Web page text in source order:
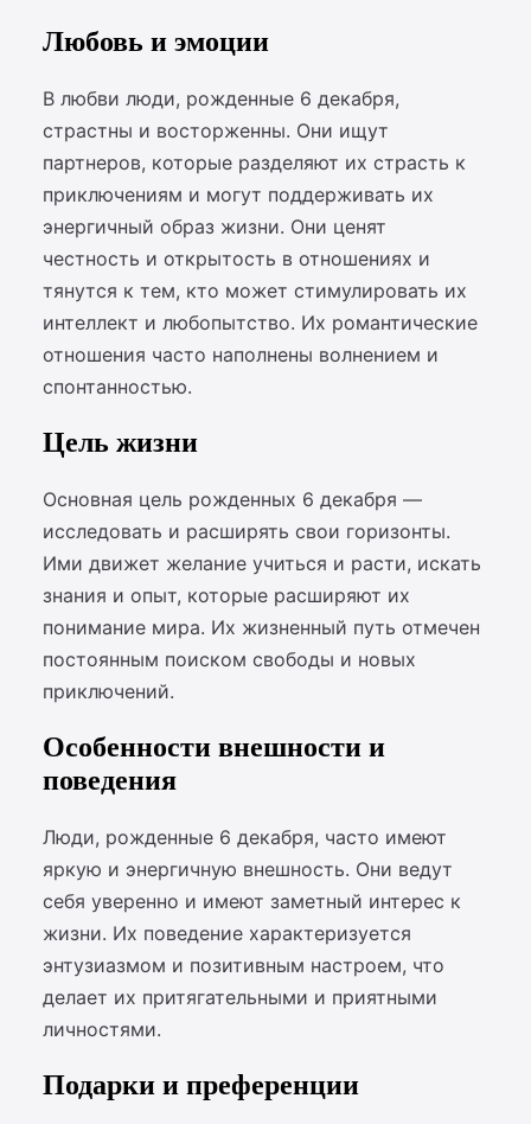
Любовь и эмоции
В любви люди, рожденные 6 декабря,
страстны и восторженны. Они ищут
партнеров, которые разделяют их страсть к
приключениям и могут поддерживать их
энергичный образ жизни. Они ценят
честность и открытость в отношениях и
тянутся к тем, кто может стимулировать их
интеллект и любопытство. Их романтические
отношения часто наполнены волнением и
спонтанностью.
Цель жизни
Основная цель рожденных 6 декабря —
исследовать и расширять свои горизонты.
Ими движет желание учиться и расти, искать
знания и опыт, которые расширяют их
понимание мира. Их жизненный путь отмечен
постоянным поиском свободы и новых
приключений.
Особенности внешности и
поведения
Люди, рожденные 6 декабря, часто имеют
яркую и энергичную внешность. Они ведут
себя уверенно и имеют заметный интерес к
жизни. Их поведение характеризуется
энтузиазмом и позитивным настроем, что
делает их притягательными и приятными
личностями.
Подарки и преференции